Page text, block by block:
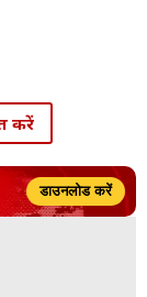
करें
डाउनलोड करें